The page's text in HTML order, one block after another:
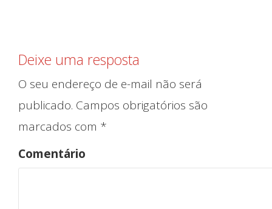
Deixe uma resposta
O seu endereço de e-mail não será
publicado. Campos obrigatórios são
marcados com *
Comentário